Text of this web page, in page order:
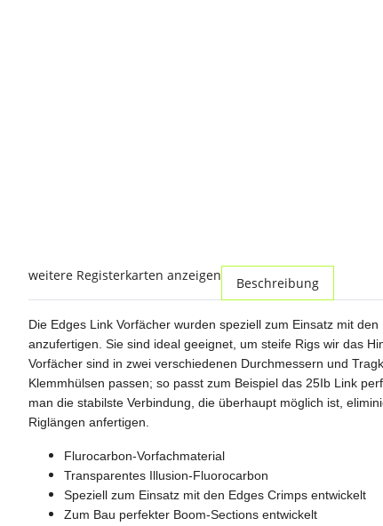
weitere Registerkarten anzeigen Beschreibung
Die Edges Link Vorfächer wurden speziell zum Einsatz mit
anzufertigen. Sie sind ideal geeignet, um steife Rigs wir das
Vorfächer sind in zwei verschiedenen Durchmessern und
Klemmhülsen passen; so passt zum Beispiel das 25Ib Link
man die stabilste Verbindung, die überhaupt möglich ist,
Riglängen anfertigen.
Flurocarbon-Vorfachmaterial
Transparentes Illusion-Fluorocarbon
Speziell zum Einsatz mit den Edges Crimps entwickelt
Zum Bau perfekter Boom-Sections entwickelt